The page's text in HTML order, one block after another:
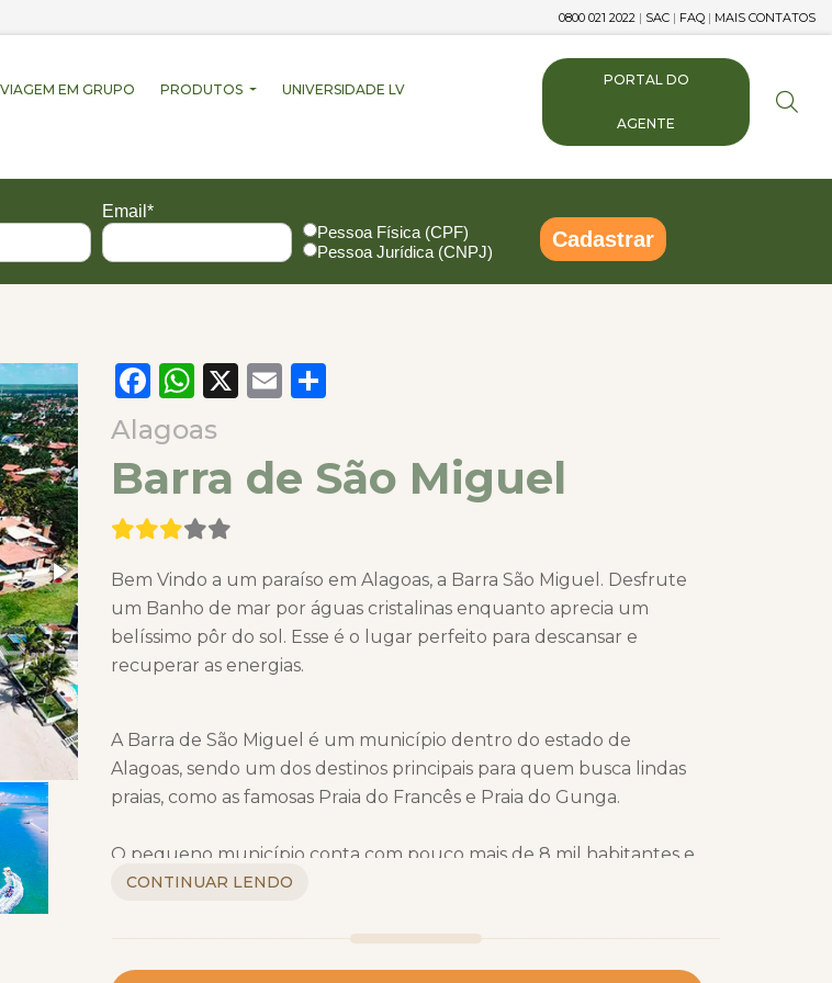
0800 021 2022 | SAC | FAQ | MAIS CONTATOS
VIAGEM EM GRUPO PRODUTOS
UNIVERSIDADE LV
PORTAL DO
AGENTE
Email*
Pessoa Física (CPF)
Pessoa Jurídica (CNPJ)
Cadastrar
Facebook
WhatsApp
X Email
Alagoas
Barra de São Miguel
Bem Vindo a um paraíso em Alagoas, a Barra São Miguel. Desfrute
um Banho de mar por águas cristalinas enquanto aprecia um
belíssimo pôr do sol. Esse é o lugar perfeito para descansar e
recuperar as energias.
A Barra de São Miguel é um município dentro do estado de
Alagoas, sendo um dos destinos principais para quem busca lindas
praias, como as famosas Praia do Francês e Praia do Gunga.
O pequeno município conta com pouco mais de 8 mil habitantes e
é um verdadeiro paraíso, pois conta com um mar calmo, cercado
de São Miguel um dos melhores pontos de banho no mar de
Alagoas. Além das praias, a Barra de São Miguel apresenta muitas
CONTINUAR LENDO